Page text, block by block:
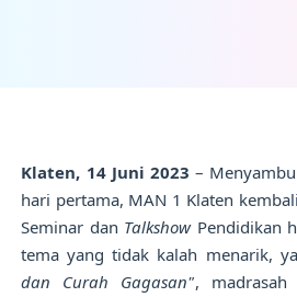
Klaten, 14 Juni 2023 –
hari pertama, MAN 1 Klaten
Seminar dan TalkshowPendidikan
tema yang tidak kalah menarik,
dan Curah Gagasan", madrasah